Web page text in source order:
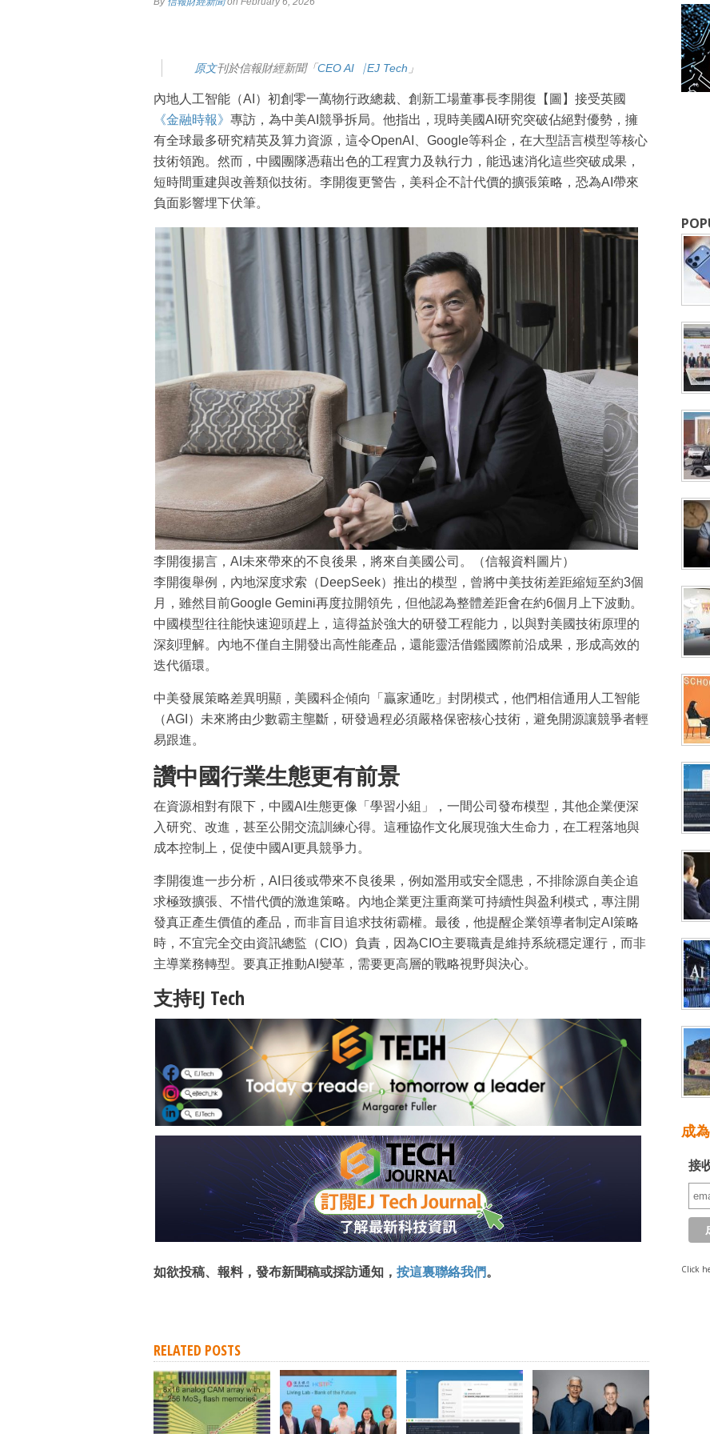
原文刊於信報財經新聞「CEO AI⎹ EJ Tech 」
內地人工智能（AI）初創零一萬物行政總裁、創新工場董事長李開復【圖】接受英國
《金融時報》 專訪，為中美AI競爭拆局。他指出，現時美國AI研究突破佔絕對優勢，擁
有全球最多研究精英及算力資源，這令OpenAI、Google等科企，在大型語言模型等核心
技術領跑。然而，中國團隊憑藉出色的工程實力及執行力，能迅速消化這些突破成果，
短時間重建與改善類似技術。李開復更警告，美科企不計代價的擴張策略，恐為AI帶來
負面影響埋下伏筆。
李開復揚言，AI未來帶來的不良後果，將來⾃美國公司。（信報資料圖片）
李開復舉例，內地深度求索（DeepSeek）推出的模型，曾將中美技術差距縮短至約3個
月，雖然目前Google Gemini再度拉開領先，但他認為整體差距會在約6個月上下波動。
中國模型往往能快速迎頭趕上，這得益於強大的研發工程能力，以與對美國技術原理的
深刻理解。內地不僅自主開發出高性能產品，還能靈活借鑑國際前沿成果，形成高效的
迭代循環。
中美發展策略差異明顯，美國科企傾向「贏家通吃」封閉模式，他們相信通用人工智能
（AGI）未來將由少數霸主壟斷，研發過程必須嚴格保密核心技術，避免開源讓競爭者輕
易跟進。
讚中國行業生態更有前景
在資源相對有限下，中國AI生態更像「學習小組」，一間公司發布模型，其他企業便深
入研究、改進，甚至公開交流訓練心得。這種協作文化展現強大生命力，在工程落地與
成本控制上，促使中國AI更具競爭力。
李開復進一步分析，AI日後或帶來不良後果，例如濫用或安全隱患，不排除源自美企追
求極致擴張、不惜代價的激進策略。內地企業更注重商業可持續性與盈利模式，專注開
發真正產生價值的產品，而非盲目追求技術霸權。最後，他提醒企業領導者制定AI策略
時，不宜完全交由資訊總監（CIO）負責，因為CIO主要職責是維持系統穩定運行，而非
主導業務轉型。要真正推動AI變革，需要更高層的戰略視野與決心。
支持EJ Tech
如欲投稿、報料，發布新聞稿或採訪通知， 按這裏聯絡我們。
RELATED POSTS
成為
接
Click
成為 EJ Tech 會員
最新資訊（附創業懶人包），直達郵